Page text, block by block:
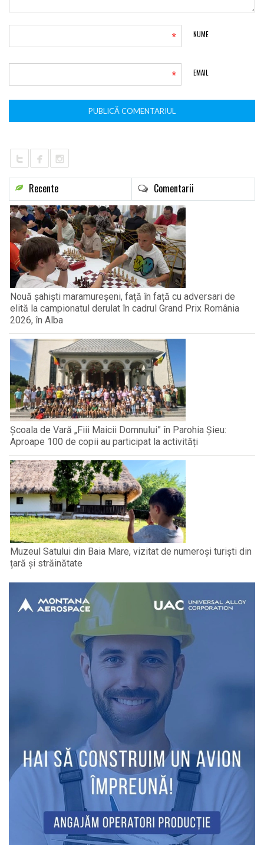
NUME
*
EMAIL
*
Recente Comentarii
Nouă șahiști maramureșeni, față în față cu adversari de
elită la campionatul derulat în cadrul Grand Prix România
2026, în Alba
Școala de Vară „Fiii Maicii Domnului” în Parohia Șieu:
Aproape 100 de copii au participat la activități
Muzeul Satului din Baia Mare, vizitat de numeroși turiști din
țară și străinătate